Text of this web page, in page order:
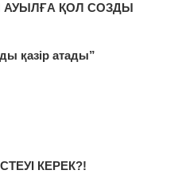
АУЫЛҒА ҚОЛ СОЗДЫ
қазір атады”
КЕРЕК?!